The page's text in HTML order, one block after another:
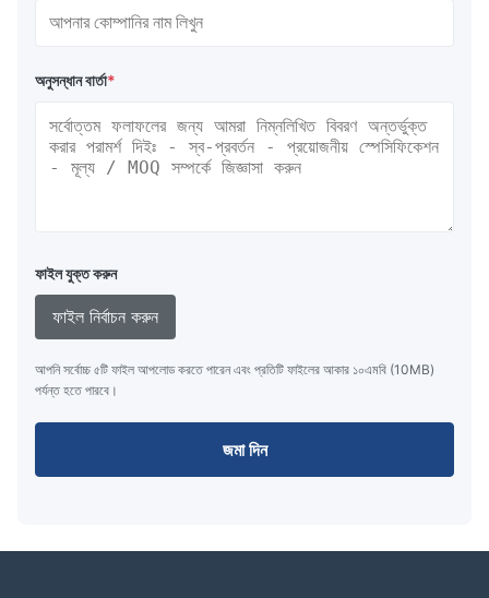
অনুসন্ধান বার্তা*
ফাইল যুক্ত করুন
ফাইল নির্বাচন করুন
আপনি সর্বোচ্চ ৫টি ফাইল আপলোড করতে পারেন এবং প্রতিটি ফাইলের আকার ১০এমবি (10MB)
পর্যন্ত হতে পারবে।
জমা দিন